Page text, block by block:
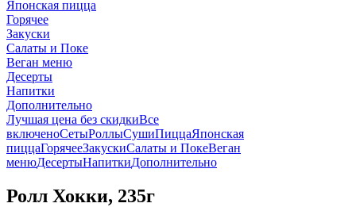
Японская пицца
Горячее
Закуски
Салаты и Поке
Веган меню
Десерты
Напитки
Дополнительно
Лучшая цена без скидкиВсе
включеноСетыРоллыСушиПиццаЯпонская
пиццаГорячееЗакускиСалаты и ПокеВеган
менюДесертыНапиткиДополнительно
Ролл Хокки, 235г